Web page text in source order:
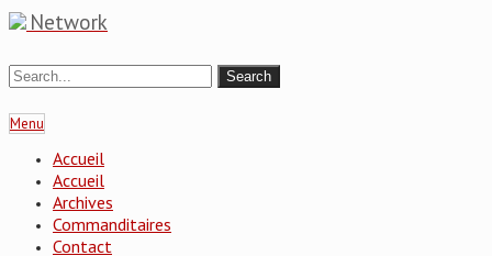
Network
Menu
Accueil
Accueil
Archives
Commanditaires
Contact